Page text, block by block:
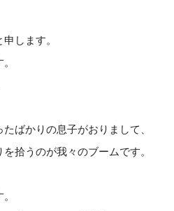
します。
ばかりの息子がおりまして、
拾うのが我々のブームです。